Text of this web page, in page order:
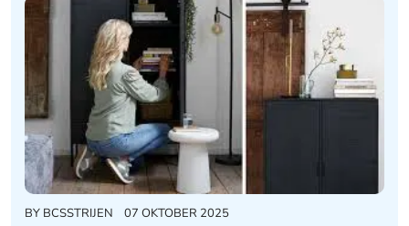
BY BCSSTRIJEN 07 OKTOBER 2025